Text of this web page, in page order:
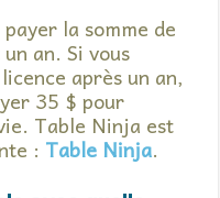
la somme de
an. Si vous
après un an,
35 $ pour
Table Ninja est
: Table Ninja.